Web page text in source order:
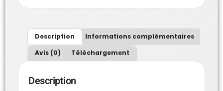
Description
Informations complémentaires
Avis (0)
Téléchargement
Description